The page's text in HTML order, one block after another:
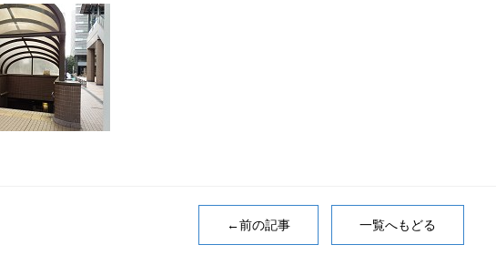
←前の記事 一覧へもどる